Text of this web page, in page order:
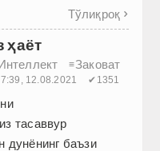
Тўлиқроқ 
ҳаёт
≡Заковат
12.08.2021 ✔1351
тасаввур
дунёнинг баъзи